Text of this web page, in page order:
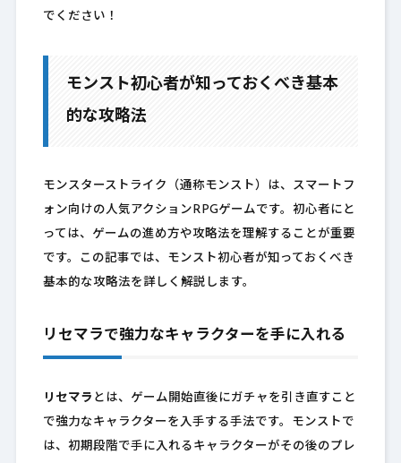
でください！
モンスト初心者が知っておくべき基本
的な攻略法
モンスターストライク（通称モンスト）は、スマートフ
ォン向けの人気アクションRPGゲームです。初心者にと
っては、ゲームの進め方や攻略法を理解することが重要
です。この記事では、モンスト初心者が知っておくべき
基本的な攻略法を詳しく解説します。
リセマラで強力なキャラクターを手に入れる
リセマラ とは、ゲーム開始直後にガチャを引き直すこと
で強力なキャラクターを入手する手法です。モンストで
は、初期段階で手に入れるキャラクターがその後のプレ